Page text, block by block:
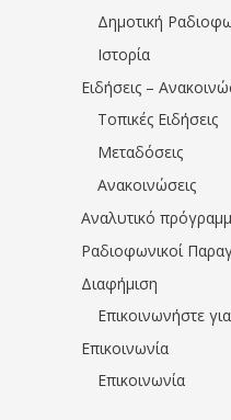
Δημοτική
Ιστορία
Ειδήσεις –
Τοπικές Ειδήσεις
Μεταδόσεις
Ανακοινώσεις
Αναλυτικό
Ραδιοφωνικοί
Διαφήμιση
Επικοινωνήστε
Επικοινωνία
Επικοινωνία